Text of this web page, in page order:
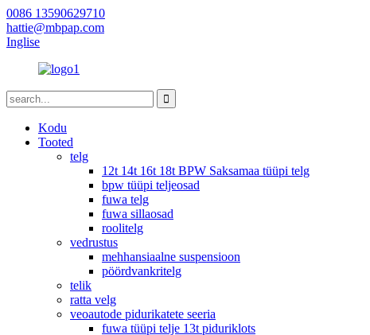
0086 13590629710
hattie@mbpap.com
Inglise
Kodu
Tooted
telg
12t 14t 16t 18t BPW Saksamaa tüüpi telg
bpw tüüpi teljeosad
fuwa telg
fuwa sillaosad
roolitelg
vedrustus
mehhansiaalne suspensioon
pöördvankritelg
telik
ratta velg
veoautode pidurikatete seeria
fuwa tüüpi telje 13t piduriklots